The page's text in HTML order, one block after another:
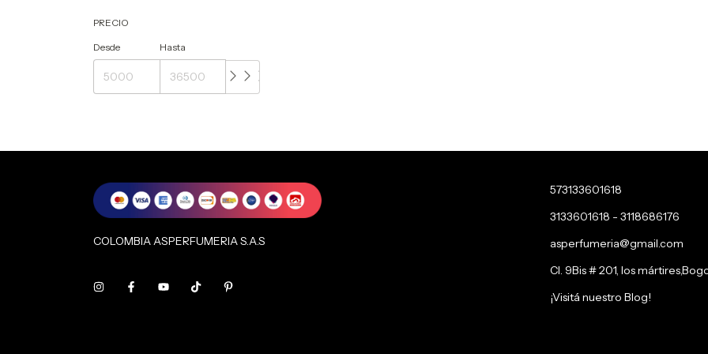
PRECIO
Desde Hasta
COLOMBIA ASPERFUMERIA S.A.S
573133601618
3133601618 - 3118686176
asperfumeria@gmail.com
Cl. 9Bis # 201, los
¡Visitá nuestro Blog!